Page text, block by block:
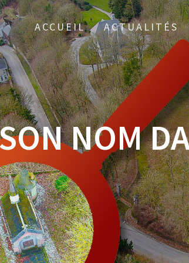
ACCUEIL ACTUALITÉS
NOM